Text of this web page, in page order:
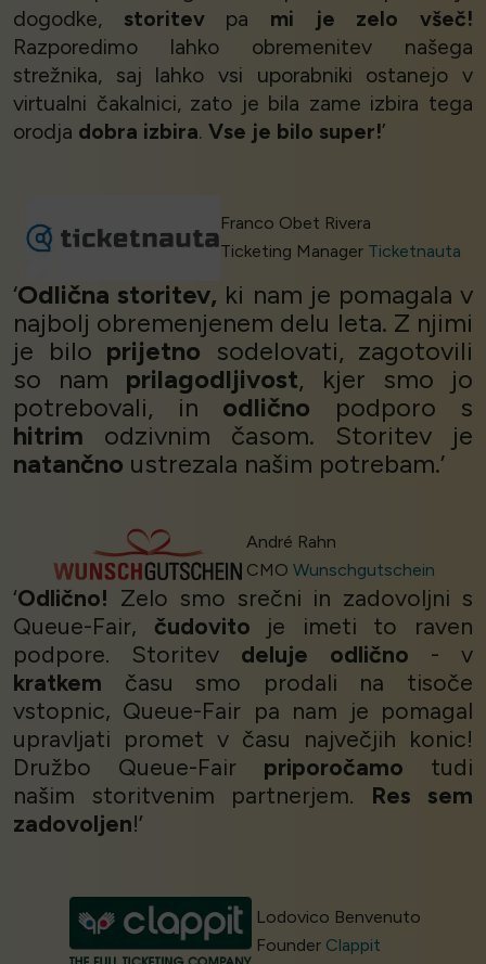
dogodke, storitevpa mi je zelo všeč!
Razporedimo lahko obremenitev našega
strežnika, saj lahko vsi uporabniki ostanejo v
virtualni čakalnici, zato je bila zame izbira tega
orodja dobra izbira. Vse je bilo super!’
Franco Obet Rivera
Ticketing Manager Ticketnauta
‘Odlična storitev, ki nam je pomagala v
najbolj obremenjenem delu leta. Z njimi
je bilo prijetno sodelovati, zagotovili
so nam prilagodljivost, kjer smo jo
potrebovali, in odlično podporo s
hitrim odzivnim časom. Storitev je
natančno ustrezala našim potrebam.’
André Rahn
CMO Wunschgutschein
‘Odlično! Zelo smo srečni in zadovoljni s
Queue-Fair, čudovito je imeti to raven
podpore. Storitev deluje odlično - v
kratkem času smo prodali na tisoče
vstopnic, Queue-Fair pa nam je pomagal
upravljati promet v času največjih konic!
Družbo Queue-Fair priporočamo tudi
našim storitvenim partnerjem. Res sem
zadovoljen!’
Lodovico Benvenuto
Founder Clappit